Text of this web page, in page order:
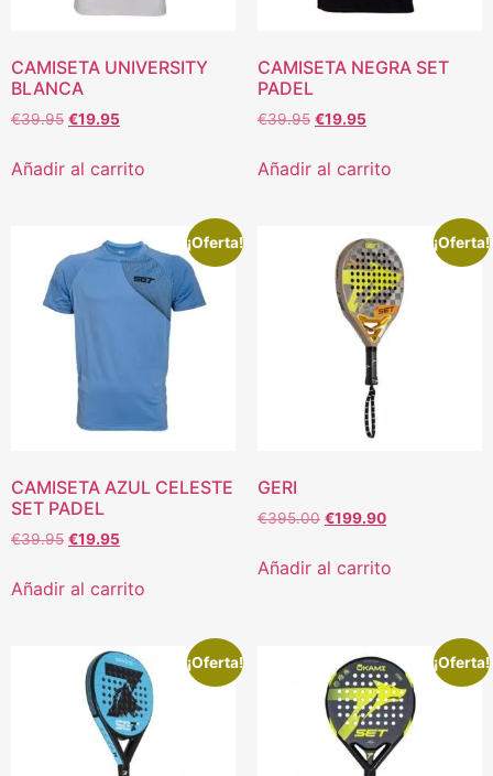
CAMISETA UNIVERSITY
BLANCA
€39.95 €19.95
Añadir al carrito
CAMISETA NEGRA SET
PADEL
€39.95 €19.95
Añadir al carrito
¡Oferta!
CAMISETA AZUL CELESTE
SET PADEL
€39.95 €19.95
Añadir al carrito
¡Oferta!
GERI
€395.00 €199.90
Añadir al carrito
¡Oferta! ¡Oferta!